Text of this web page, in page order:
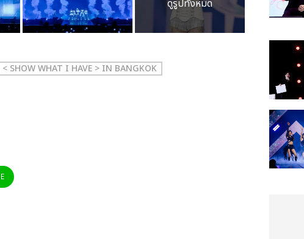
ดูรูปทั้งหมด
SHOW WHAT I HAVE > IN BANGKOK